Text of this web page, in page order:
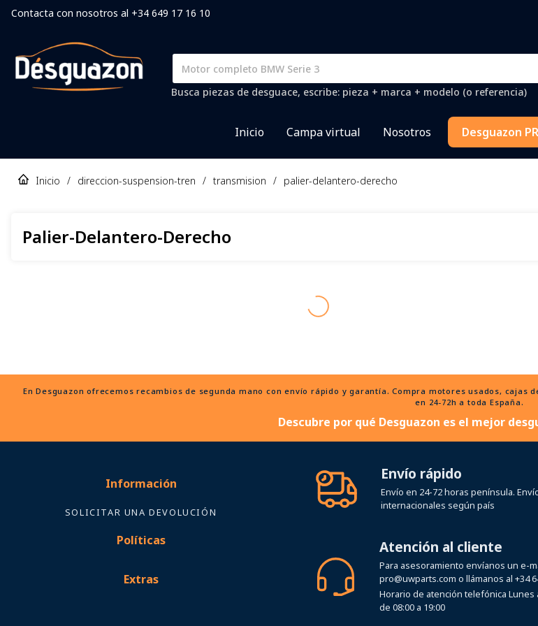
Contacta con nosotros al +34 649 17 16 10
Busca piezas de desguace, escribe: pieza + marca + modelo (o referencia)
Inicio Campa virtual Nosotros Desguazon
Inicio / direccion-suspension-tren / transmision / palier-delantero-derecho
Palier-Delantero-Derecho
En Desguazon ofrecemos recambios de segunda mano con envío rápido y garantía. Compra motores usados,
en 24-72h a toda España.
Descubre por qué Desguazon es el mejor
Información
SOLICITAR UNA DEVOLUCIÓN
Políticas
Extras
Envío rápido
Envío en 24-72 horas península.
internacionales según país
Atención al cliente
Para asesoramiento envíanos un e-
pro@uwparts.com o llámanos al +34
Horario de atención telefónica Lunes
de 08:00 a 19:00